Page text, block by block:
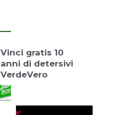
Vinci gratis 10
anni di detersivi
VerdeVero